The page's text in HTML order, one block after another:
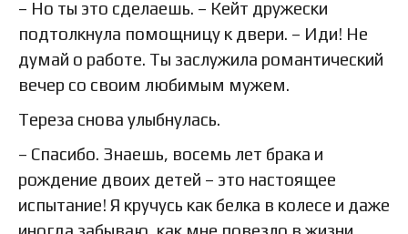
– Но ты это сделаешь. – Кейт дружески
подтолкнула помощницу к двери. – Иди! Не
думай о работе. Ты заслужила романтический
вечер со своим любимым мужем.
Тереза снова улыбнулась.
– Спасибо. Знаешь, восемь лет брака и
рождение двоих детей – это настоящее
испытание! Я кручусь как белка в колесе и даже